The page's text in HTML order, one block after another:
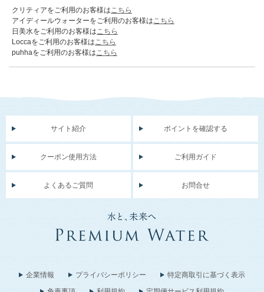
クリティアをご利用のお客様はこちら
アイディールウォーターをご利用のお客様はこちら
日美水をご利用のお客様はこちら
Loccaをご利用のお客様はこちら
puhhaをご利用のお客様はこちら
サイト紹介 ポイントを確認する
クーポン使用方法 ご利用ガイド
よくあるご質問 お問合せ
企業情報 プライバシーポリシー
特定商取引に基づく表示